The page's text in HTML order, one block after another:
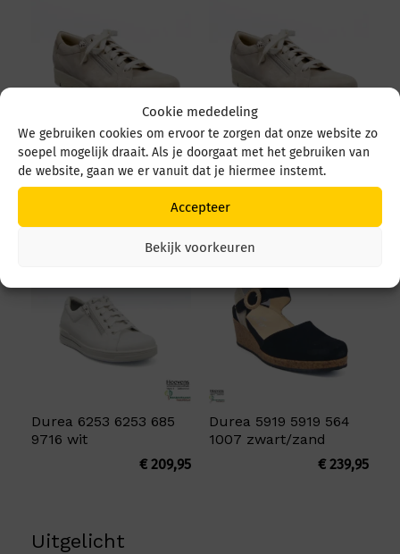
Cookie mededeling
We gebruiken cookies om ervoor te zorgen dat onze website zo
soepel mogelijk draait. Als je doorgaat met het gebruiken van
de website, gaan we er vanuit dat je hiermee instemt.
Accepteer
Bekijk voorkeuren
Durea 6298 095 6298
0945 1514 Avorio
249,95
Durea 6298 092 6298
092 1514 Avorio
Durea 6253 6253 685
9716 wit
€209,95
Durea 5919 5919 564
1007 zwart/zand
€239,95
Uitgelicht